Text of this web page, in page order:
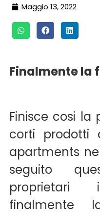
Maggio 13, 2022
Finalmente la
Finisce cosi la
corti prodotti
apartments
seguito
proprietari
finalmente